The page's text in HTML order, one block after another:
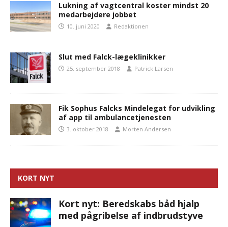
Lukning af vagtcentral koster mindst 20
medarbejdere jobbet
10. juni 2020 Redaktionen
Slut med Falck-lægeklinikker
25. september 2018 Patrick Larsen
Fik Sophus Falcks Mindelegat for udvikling
af app til ambulancetjenesten
3. oktober 2018 Morten Andersen
KORT NYT
Kort nyt: Beredskabs båd hjalp
med pågribelse af indbrudstyve